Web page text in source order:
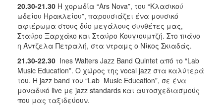
20.30-21.30 Η χορωδία “Αrs Nova”, του “Κλασικού
ωδείου Ηρακλείου”, παρουσιάζει ένα μουσικό
αφιέρωμα στους δύο μεγάλους συνθέτες μας,
Σταύρο Ξαρχάκο και Σταύρο Κουγιουμτζή. Στο πιάνο
η Άντζελα Πετραλή, στα ντραμς ο Νίκος Σκιαδάς.
21.30-22.30 Ιnes Walters Jazz Band Quintet από το “Lab
Music Education”. Ο χώρος της vocal jazz στα καλύτερά
του. Η jazz band του “Lab Music Education”, σε ένα
μοναδικό live με jazz standards και αυτοσχεδιασμούς
που μας ταξιδεύουν.